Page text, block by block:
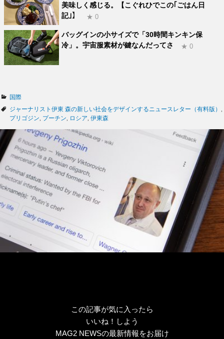
美味しく感じる。【こぐれひでこの｢ごはん日
記｣】
★ 0
バッグインの小サイズで「30時間キンキン保
冷」。宇宙服素材が鍵なんだってさ
★ 0
カ
テ
ゴ
ー
国際
タ
グ
ジャーナリスト伊東 森の新しい社会をデザインするニュースレター（有料版）
プリゴジン
プーチン ロシア 伊東森
この記事が気に入ったら
いいね！しよう
MAG2 NEWSの最新情報をお届け